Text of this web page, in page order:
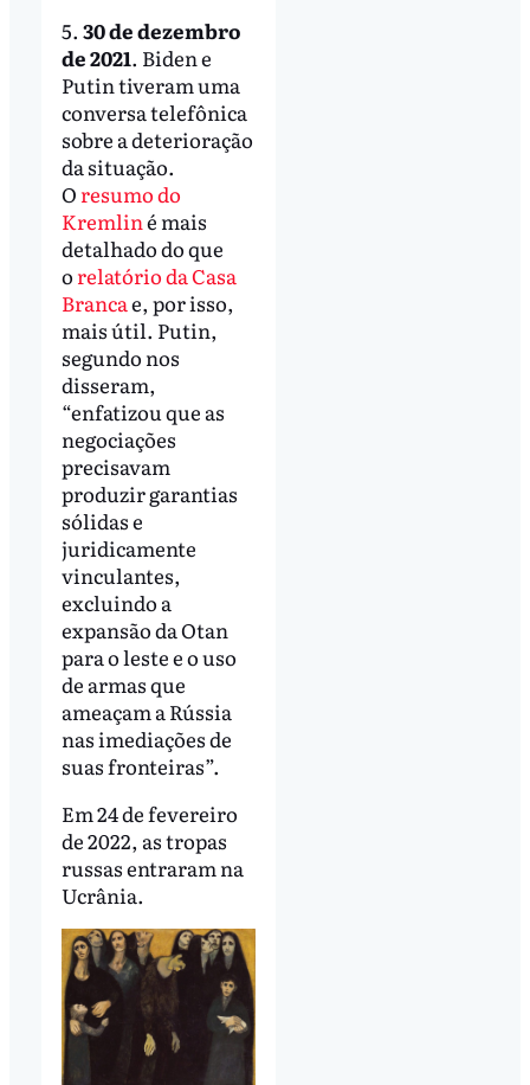
5. 30 de dezembro
de 2021. Biden e
Putin tiveram uma
conversa telefônica
sobre a deterioração
da situação.
O resumo do
Kremliné mais
detalhado do que
o relatório da Casa
Brancae, por isso,
mais útil. Putin,
segundo nos
disseram,
“enfatizou que as
negociações
precisavam
produzir garantias
sólidas e
juridicamente
vinculantes,
excluindo a
expansão da Otan
para o leste e o uso
de armas que
ameaçam a Rússia
nas imediações de
suas fronteiras”.
Em 24 de fevereiro
de 2022, as tropas
russas entraram na
Ucrânia.